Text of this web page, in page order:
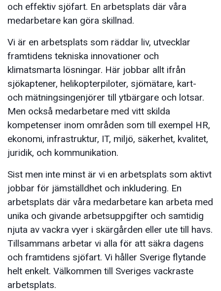
och effektiv sjöfart. En arbetsplats där våra
medarbetare kan göra skillnad.
Vi är en arbetsplats som räddar liv, utvecklar
framtidens tekniska innovationer och
klimatsmarta lösningar. Här jobbar allt ifrån
sjökaptener, helikopterpiloter, sjömätare, kart-
och mätningsingenjörer till ytbärgare och lotsar.
Men också medarbetare med vitt skilda
kompetenser inom områden som till exempel HR,
ekonomi, infrastruktur, IT, miljö, säkerhet, kvalitet,
juridik, och kommunikation.
Sist men inte minst är vi en arbetsplats som aktivt
jobbar för jämställdhet och inkludering. En
arbetsplats där våra medarbetare kan arbeta med
unika och givande arbetsuppgifter och samtidig
njuta av vackra vyer i skärgården eller ute till havs.
Tillsammans arbetar vi alla för att säkra dagens
och framtidens sjöfart. Vi håller Sverige flytande
helt enkelt. Välkommen till Sveriges vackraste
arbetsplats.